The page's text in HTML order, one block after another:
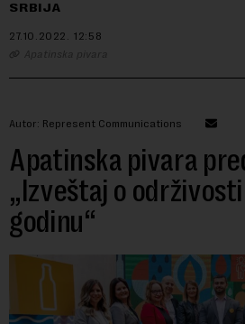
SRBIJA
27.10.2022. 12:58
Apatinska pivara
Autor: Represent Communications
Apatinska pivara
„Izveštaj o
godinu“